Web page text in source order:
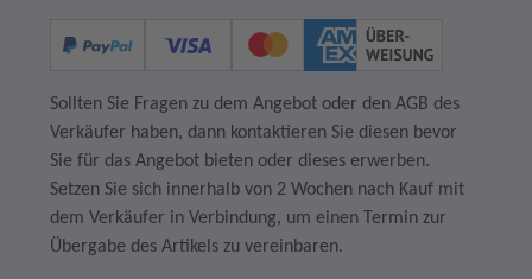
Sollten Sie Fragen zu dem Angebot oder den AGB des
Verkäufer haben, dann kontaktieren Sie diesen bevor
Sie für das Angebot bieten oder dieses erwerben.
Setzen Sie sich innerhalb von 2 Wochen nach Kauf mit
dem Verkäufer in Verbindung, um einen Termin zur
Übergabe des Artikels zu vereinbaren.